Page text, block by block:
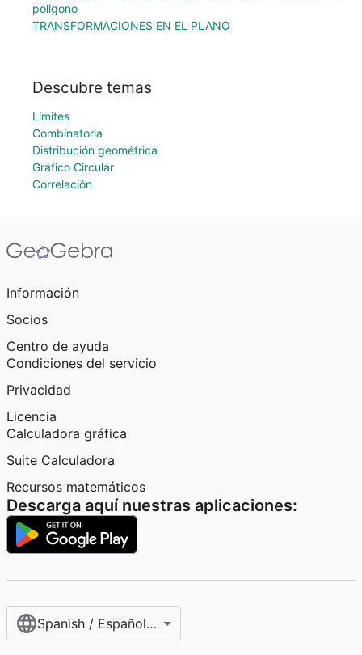
poligono
TRANSFORMACIONES EN EL PLANO
Descubre temas
Límites
Combinatoria
Distribución geométrica
Gráfico Circular
Correlación
Información
Socios
Centro de ayuda
Condiciones del servicio
Privacidad
Licencia
Calculadora gráfica
Suite Calculadora
Recursos matemáticos
Descarga aquí nuestras aplicaciones:
Spanish / Español (internacional)